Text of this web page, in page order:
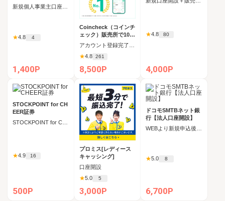
開設）
★4.8 4
1,400P
Coincheck（コインチ
ェック）販売所で10万
円以上の新規購入
★4.8 261
8,500P
★4.8 80
4,000P
STOCKPOINT for CH
EER証券
★4.9 16
500P
プロミス[レディース
キャッシング]
口座開設
★5.0 5
3,000P
ドコモSMTBネット銀
行【法人口座開設】
★5.0 8
6,700P